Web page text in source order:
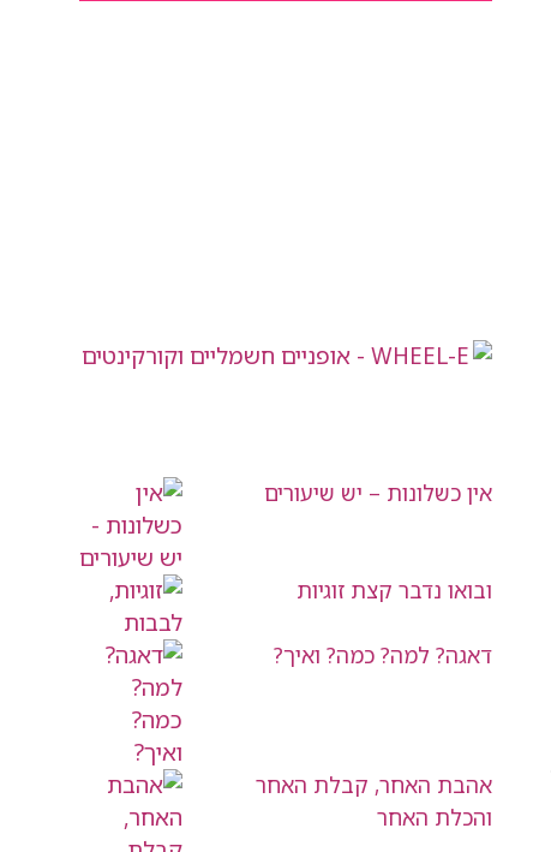
אין כשלונות – יש שיעורים
ובואו נדבר קצת זוגיות
דאגה? למה? כמה? ואיך?
אהבת האחר, קבלת האחר
והכלת האחר